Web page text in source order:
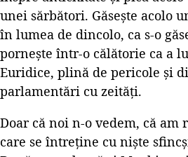
unei sărbători. Găsește acolo
în lumea de dincolo, ca s-o
pornește într-o călătorie ca a
Euridice, plină de pericole și
parlamentări cu zeități.
Doar că noi n-o vedem, că am
care se întreține cu niște